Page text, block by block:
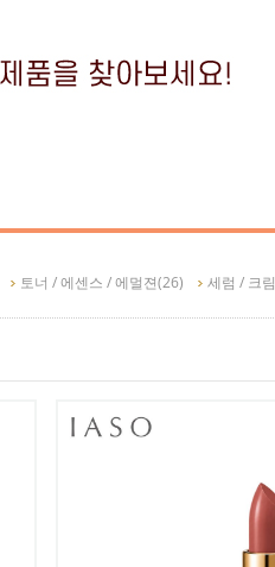
토너 / 에센스 / 에멀젼(26) 세럼 / 크림